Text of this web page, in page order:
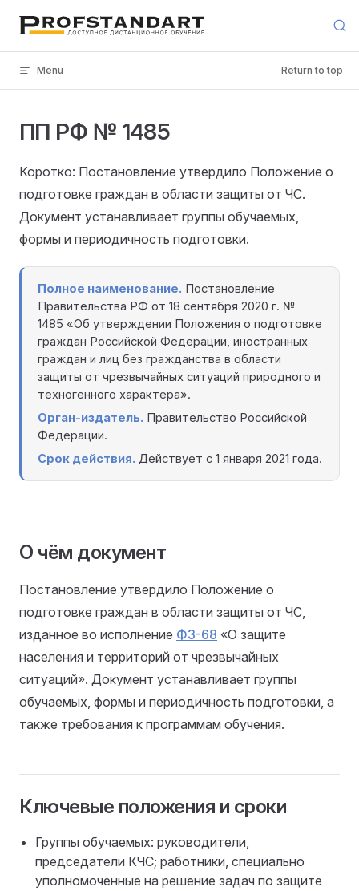
Skip to content
Menu Return to top
ПП РФ № 1485
Коротко: Постановление утвердило Положение о
подготовке граждан в области защиты от ЧС.
Документ устанавливает группы обучаемых,
формы и периодичность подготовки.
Полное наименование. Постановление
Правительства РФ от 18 сентября 2020 г. №
1485 «Об утверждении Положения о подготовке
граждан Российской Федерации, иностранных
граждан и лиц без гражданства в области
защиты от чрезвычайных ситуаций природного и
техногенного характера».
Орган-издатель. Правительство Российской
Федерации.
Срок действия. Действует с 1 января 2021 года.
О чём документ
Постановление утвердило Положение о
подготовке граждан в области защиты от ЧС,
изданное во исполнение ФЗ-68 «О защите
населения и территорий от чрезвычайных
ситуаций». Документ устанавливает группы
обучаемых, формы и периодичность подготовки, а
также требования к программам обучения.
Ключевые положения и сроки
Группы обучаемых: руководители,
председатели КЧС; работники, специально
уполномоченные на решение задач по защите